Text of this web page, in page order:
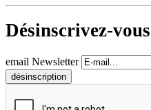
Désinscrivez-vous
email Newsletter